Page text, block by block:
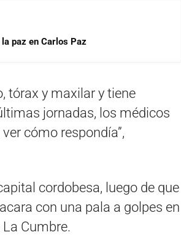
paz en Carlos Paz
tórax y maxilar y tiene
jornadas, los médicos
cómo respondía”,
cordobesa, luego de que
con una pala a golpes en
Cumbre.